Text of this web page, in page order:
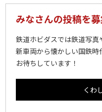
みなさんの投稿を
鉄道ホビダスでは鉄道写真
新車両から懐かしい国鉄
お待ちしています！
くわ